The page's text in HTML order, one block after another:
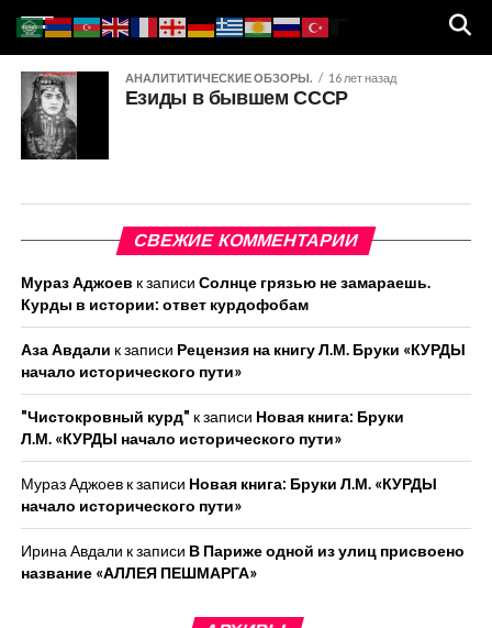
АНАЛИТИТИЧЕСКИЕ ОБЗОРЫ. 16 лет назад
Езиды в бывшем СССР
СВЕЖИЕ КОММЕНТАРИИ
Мураз Аджоев к записи Солнце грязью не замараешь.
Курды в истории: ответ курдофобам
Аза Авдали к записи Рецензия на книгу Л.М. Бруки «КУРДЫ
начало исторического пути»
"Чистокровный курд" к записи Новая книга: Бруки
Л.М. «КУРДЫ начало исторического пути»
Мураз Аджоевк записи Новая книга: Бруки Л.М. «КУРДЫ
начало исторического пути»
Ирина Авдали к записи В Париже одной из улиц присвоено
название «АЛЛЕЯ ПЕШМАРГА»